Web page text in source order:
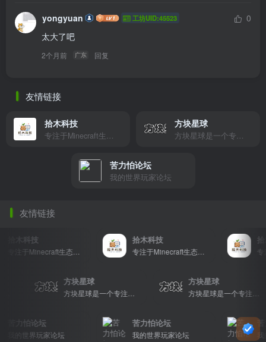
yongyuan 工坊UID:45523
0
太大了吧
2个月前 广东 回复
友情链接
拾木科技
专注于Minecraft生态建设
方块星球
方块星球是一个专注于我的世界的中文论坛，提供丰富的资源分享、玩家交流和创意展示，包括地图、皮肤、数据包等内容，打造Minecraft玩家的专属社区乐园！
苦力怕论坛
我的世界玩家论坛
友情链接
拾木科技
专注于Minecraft生态建设
拾木科技
专注于Minecraft生态建设
拾
方块星球 方块星球
苦力怕论坛
我的世界玩家论坛
苦力怕论坛
我的世界玩家论坛
苦
我的